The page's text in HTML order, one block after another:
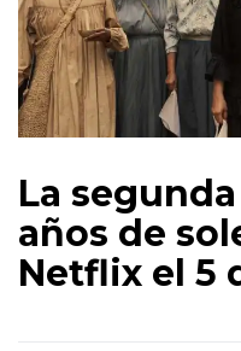
La
años de
Netflix el 5